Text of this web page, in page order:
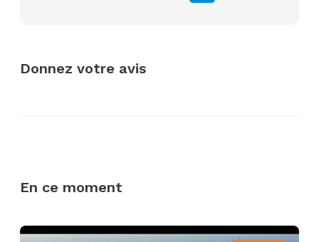
Donnez votre avis
En ce moment